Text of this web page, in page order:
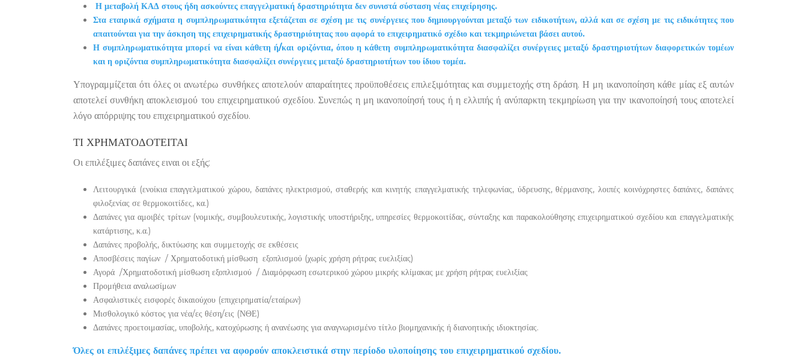
Η μεταβολή ΚΑΔ στους ήδη ασκούντες επαγγελματική δραστηριότητα δεν συνιστά σύσταση νέας επιχείρησης.
Στα εταιρικά σχήματα η συμπληρωματικότητα εξετάζεται σε σχέση με τις συνέργειες που δημιουργούνται μεταξύ των ειδικοτήτων, αλλά και σε σχέση με τις ειδικότητες που
απαιτούνται για την άσκηση της επιχειρηματικής δραστηριότητας που αφορά το επιχειρηματικό σχέδιο και τεκμηριώνεται βάσει αυτού.
Η συμπληρωματικότητα μπορεί να είναι κάθετη ή/και οριζόντια, όπου η κάθετη συμπληρωματικότητα διασφαλίζει συνέργειες μεταξύ δραστηριοτήτων διαφορετικών τομέων
και η οριζόντια συμπληρωματικότητα διασφαλίζει συνέργειες μεταξύ δραστηριοτήτων του ίδιου τομέα.
Υπογραμμίζεται ότι όλες οι ανωτέρω συνθήκες αποτελούν απαραίτητες προϋποθέσεις επιλεξιμότητας και συμμετοχής στη δράση. Η μη ικανοποίηση κάθε μίας εξ αυτών
αποτελεί συνθήκη αποκλεισμού του επιχειρηματικού σχεδίου. Συνεπώς η μη ικανοποίησή τους ή η ελλιπής ή ανύπαρκτη τεκμηρίωση για την ικανοποίησή τους αποτελεί
λόγο απόρριψης του επιχειρηματικού σχεδίου.
ΤΙ ΧΡΗΜΑΤΟΔΟΤΕΊΤΑΙ
Οι επιλέξιμες δαπάνες ειναι οι εξής:
Λειτουργικά (ενοίκια επαγγελματικού χώρου, δαπάνες ηλεκτρισμού, σταθερής και κινητής επαγγελματικής τηλεφωνίας, ύδρευσης, θέρμανσης, λοιπές κοινόχρηστες δαπάνες, δαπάνες
φιλοξενίας σε θερμοκοιτίδες, κα.)
Δαπάνες για αμοιβές τρίτων (νομικής, συμβουλευτικής, λογιστικής υποστήριξης, υπηρεσίες θερμοκοιτίδας, σύνταξης και παρακολούθησης επιχειρηματικού σχεδίου και επαγγελματικής
κατάρτισης, κ.α.)
Δαπάνες προβολής, δικτύωσης και συμμετοχής σε εκθέσεις
Αποσβέσεις παγίων / Χρηματοδοτική μίσθωση εξοπλισμού (χωρίς χρήση ρήτρας ευελιξίας)
Αγορά /Χρηματοδοτική μίσθωση εξοπλισμού / Διαμόρφωση εσωτερικού χώρου μικρής κλίμακας με χρήση ρήτρας ευελιξίας
Προμήθεια αναλωσίμων
Ασφαλιστικές εισφορές δικαιούχου (επιχειρηματία/εταίρων)
Μισθολογικό κόστος για νέα/ες θέση/εις (ΝΘΕ)
Δαπάνες προετοιμασίας, υποβολής, κατοχύρωσης ή ανανέωσης για αναγνωρισμένο τίτλο βιομηχανικής ή διανοητικής ιδιοκτησίας.
Όλες οι επιλέξιμες δαπάνες πρέπει να αφορούν αποκλειστικά στην περίοδο υλοποίησης του επιχειρηματικού σχεδίου.